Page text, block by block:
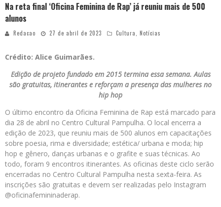
Na reta final ‘Oficina Feminina de Rap’ já reuniu mais de 500
alunos
Redacao 27 de abril de 2023 Cultura, Notícias
Crédito: Alice Guimarães.
Edição de projeto fundado em 2015 termina essa semana. Aulas
são gratuitas, itinerantes e reforçam a presença das mulheres no
hip hop
O último encontro da Oficina Feminina de Rap está marcado para
dia 28 de abril no Centro Cultural Pampulha. O local encerra a
edição de 2023, que reuniu mais de 500 alunos em capacitações
sobre poesia, rima e diversidade; estética/ urbana e moda; hip
hop e gênero, danças urbanas e o grafite e suas técnicas. Ao
todo, foram 9 encontros itinerantes. As oficinas deste ciclo serão
encerradas no Centro Cultural Pampulha nesta sexta-feira. As
inscrições são gratuitas e devem ser realizadas pelo Instagram
@oficinafemininaderap.